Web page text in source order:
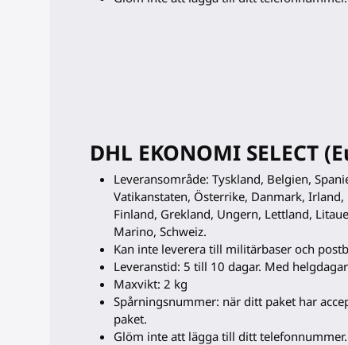
DHL EKONOMI SELECT
Leveransområde: Tyskland, Belgien,
Vatikanstaten, Österrike, Danmark,
Finland, Grekland, Ungern, Lettland,
Marino, Schweiz.
Kan inte leverera till militärbaser och
Leveranstid: 5 till 10 dagar. Med
Maxvikt: 2 kg
Spårningsnummer: när ditt paket har
paket.
Glöm inte att lägga till ditt telefonnummer.